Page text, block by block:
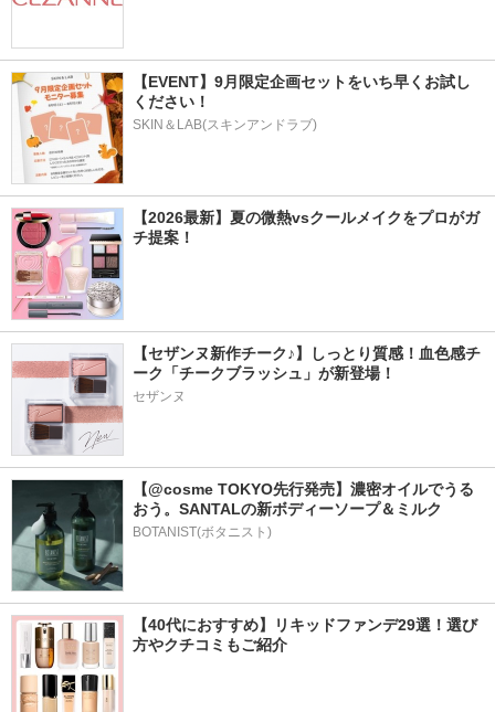
【EVENT】9月限定企画セットをいち早くお試し
ください！
SKIN＆LAB(スキンアンドラブ)
【2026最新】夏の微熱vsクールメイクをプロがガ
チ提案！
【セザンヌ新作チーク♪】しっとり質感！血色感チ
ーク「チークブラッシュ」が新登場！
セザンヌ
【@cosme TOKYO先行発売】濃密オイルでうる
おう。SANTALの新ボディーソープ＆ミルク
BOTANIST(ボタニスト)
【40代におすすめ】リキッドファンデ29選！選び
方やクチコミもご紹介